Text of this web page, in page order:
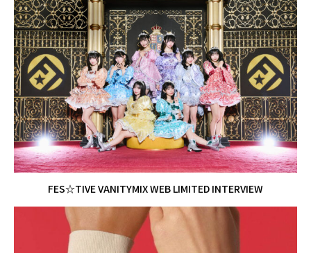
FES☆TIVE VANITYMIX WEB LIMITED INTERVIEW